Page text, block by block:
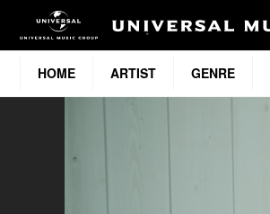
HOME ARTIST GENRE